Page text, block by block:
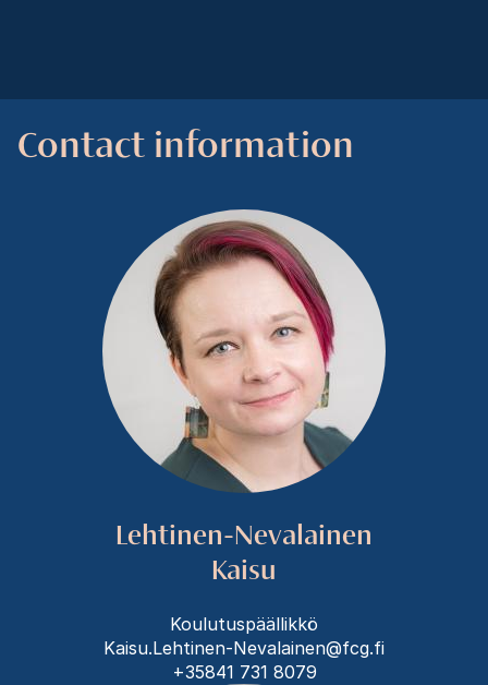
Contact information
Lehtinen-Nevalainen
Kaisu
Koulutuspäällikkö
Kaisu.Lehtinen-Nevalainen@fcg.fi
+35841 731 8079